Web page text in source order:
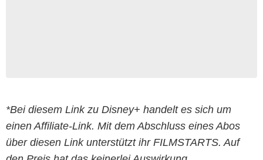
*Bei diesem Link zu Disney+ handelt es sich um
einen Affiliate-Link. Mit dem Abschluss eines Abos
über diesen Link unterstützt ihr FILMSTARTS. Auf